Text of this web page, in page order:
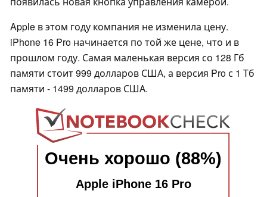
Apple в этом году компания не изменила цену.
iPhone 16 Pro начинается по той же цене, что и в
прошлом году. Самая маленькая версия со 128 Гб
памяти стоит 999 долларов США, а версия Pro с 1 Тб
памяти - 1499 долларов США.
Очень хорошо (88%)
Apple iPhone 16 Pro